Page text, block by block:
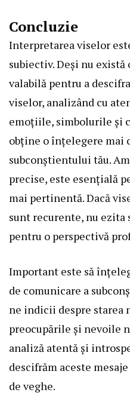
Concluzie
Interpretarea viselor
subiectiv. Deși nu există
valabilă pentru a
viselor, analizând cu
emoțiile, simbolurile și
obține o înțelegere mai
subconștientului tău.
precise, este esențială
mai pertinentă. Dacă
sunt recurente, nu ezita
pentru o perspectivă
Important este să
de comunicare a
ne indicii despre starea
preocupările și nevoile
analiză atentă și
descifrăm aceste
de veghe.